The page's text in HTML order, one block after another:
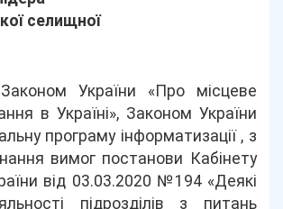
селищної
України «Про місцеве
в Україні», Законом України
програму інформатизації , з
вимог постанови Кабінету
від 03.03.2020 №194 «Деякі
підрозділів з питань